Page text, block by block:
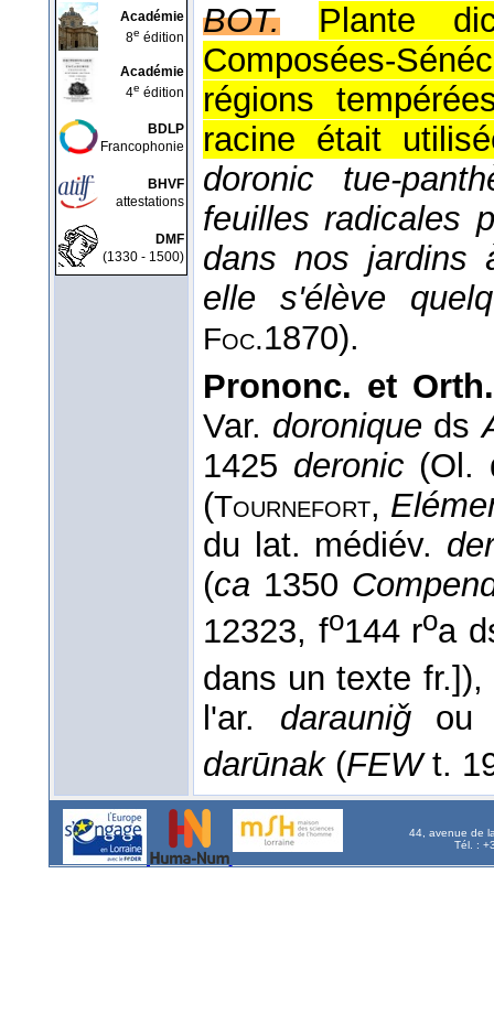
Académie
8e édition
Académie
4e édition
BDLP
Francophonie
BHVF
attestations
DMF
(1330 - 1500)
BOT.
Plante
Composées-
régions
racine était
doronic tue-
feuilles radicales
dans nos jardins
elle s'élève
Foc.1870).
Prononc. et
Var. doronique ds
1425 deronic (Ol.
(Tournefort,
du lat. médiév.
(ca 1350
12323, fo144 roa
dans un texte fr.]),
l'ar. darauniǧ
darūnak(FEWt.
44, avenue de
Tél. :